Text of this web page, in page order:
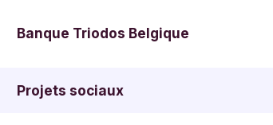
Banque Triodos Belgique
Projets sociaux